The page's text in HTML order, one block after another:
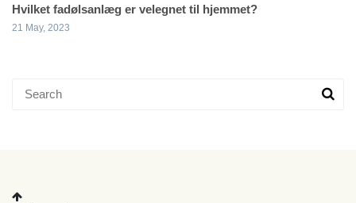
Hvilket fadølsanlæg er velegnet til hjemmet?
21 May, 2023